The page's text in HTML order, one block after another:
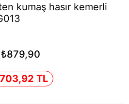
kumaş hasır kemerli
₺879,90
703,92 TL